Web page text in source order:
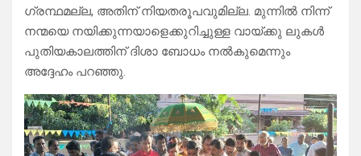
ഗ്രന്ഥമല്ല, അതിന് നിയതരൂപവുമില്ല. മുന്നിൽ നിന്ന്
നന്മയെ നയിക്കുന്നയാളെക്കുറിച്ചുള്ള വായ്ക്കു ലുകൾ
പുതിയകാലത്തിന് ദിശാ ബോധം നൽകുമെന്നും
അദ്ദേഹം പറഞ്ഞു.